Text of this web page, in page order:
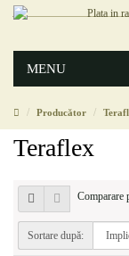
MENU
Producător
Teraflex
Comparare
Sortare după: